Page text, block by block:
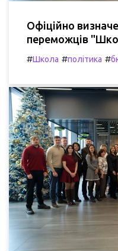
Офіційно
переможців
#Школа #політика #